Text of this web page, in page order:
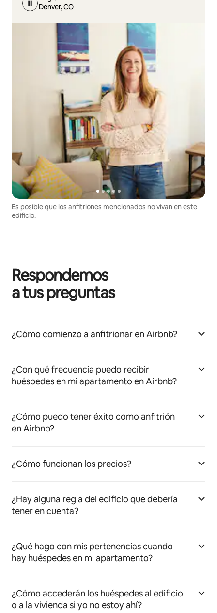
Denver, CO
Es posible que los anfitriones mencionados no vivan en este
edificio.
Respondemos
a tus preguntas
¿Cómo comienzo a anfitrionar en Airbnb?
¿Con qué frecuencia puedo recibir
huéspedes en mi apartamento en Airbnb?
¿Cómo puedo tener éxito como anfitrión
en Airbnb?
¿Cómo funcionan los precios?
¿Hay alguna regla del edificio que debería
tener en cuenta?
¿Qué hago con mis pertenencias cuando
hay huéspedes en mi apartamento?
¿Cómo accederán los huéspedes al edificio
o a la vivienda si yo no estoy ahí?